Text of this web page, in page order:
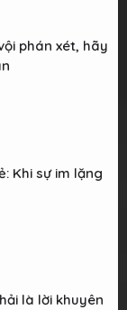
phán xét, hãy
Khi sự im lặng
là lời khuyên